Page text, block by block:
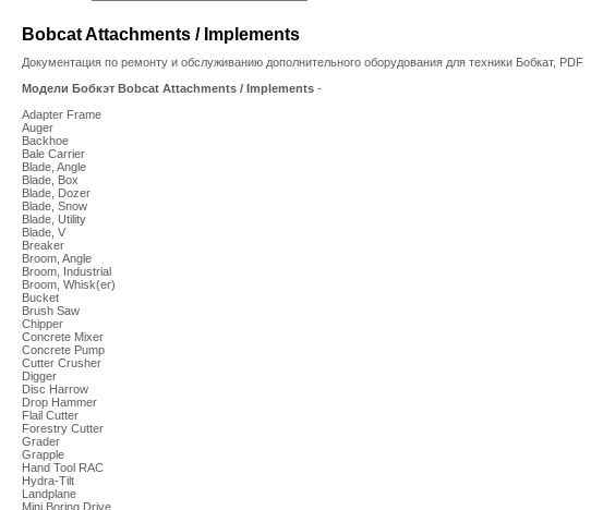
Bobcat Attachments / Implements
Документация по ремонту и обслуживанию дополнительного оборудования для техники Бобкат, PDF
Модели Бобкэт Bobcat Attachments / Implements -
Adapter Frame
Auger
Backhoe
Bale Carrier
Blade, Angle
Blade, Box
Blade, Dozer
Blade, Snow
Blade, Utility
Blade, V
Breaker
Broom, Angle
Broom, Industrial
Broom, Whisk(er)
Bucket
Brush Saw
Chipper
Concrete Mixer
Concrete Pump
Cutter Crusher
Digger
Disc Harrow
Drop Hammer
Flail Cutter
Forestry Cutter
Grader
Grapple
Hand Tool RAC
Hydra-Tilt
Landplane
Mini Boring Drive